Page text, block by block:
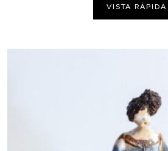
VISTA RÁPIDA